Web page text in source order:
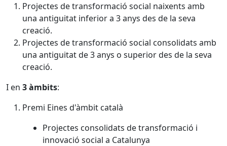
Projectes de transformació social naixents amb
una antiguitat inferior a 3 anys des de la seva
creació.
Projectes de transformació social consolidats amb
una antiguitat de 3 anys o superior des de la seva
creació.
I en 3 àmbits:
Premi Eines d'àmbit català
Projectes consolidats de transformació i
innovació social a Catalunya